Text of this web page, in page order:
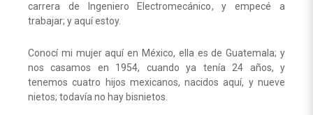
carrera de Ingeniero Electromecánico, y empecé a
trabajar; y aquí estoy.
Conocí mi mujer aquí en México, ella es de Guatemala; y
nos casamos en 1954, cuando ya tenía 24 años, y
tenemos cuatro hijos mexicanos, nacidos aquí, y nueve
nietos; todavía no hay bisnietos.